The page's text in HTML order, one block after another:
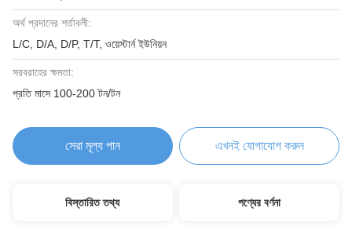
অর্থ প্রদানের শর্তাবলী:
L/C, D/A, D/P, T/T, ওয়েস্টার্ন ইউনিয়ন
সরবরাহের ক্ষমতা:
প্রতি মাসে 100-200 টন/টন
সেরা মূল্য পান এখনই যোগাযোগ করুন
বিস্তারিত তথ্য পণ্যের বর্ণনা